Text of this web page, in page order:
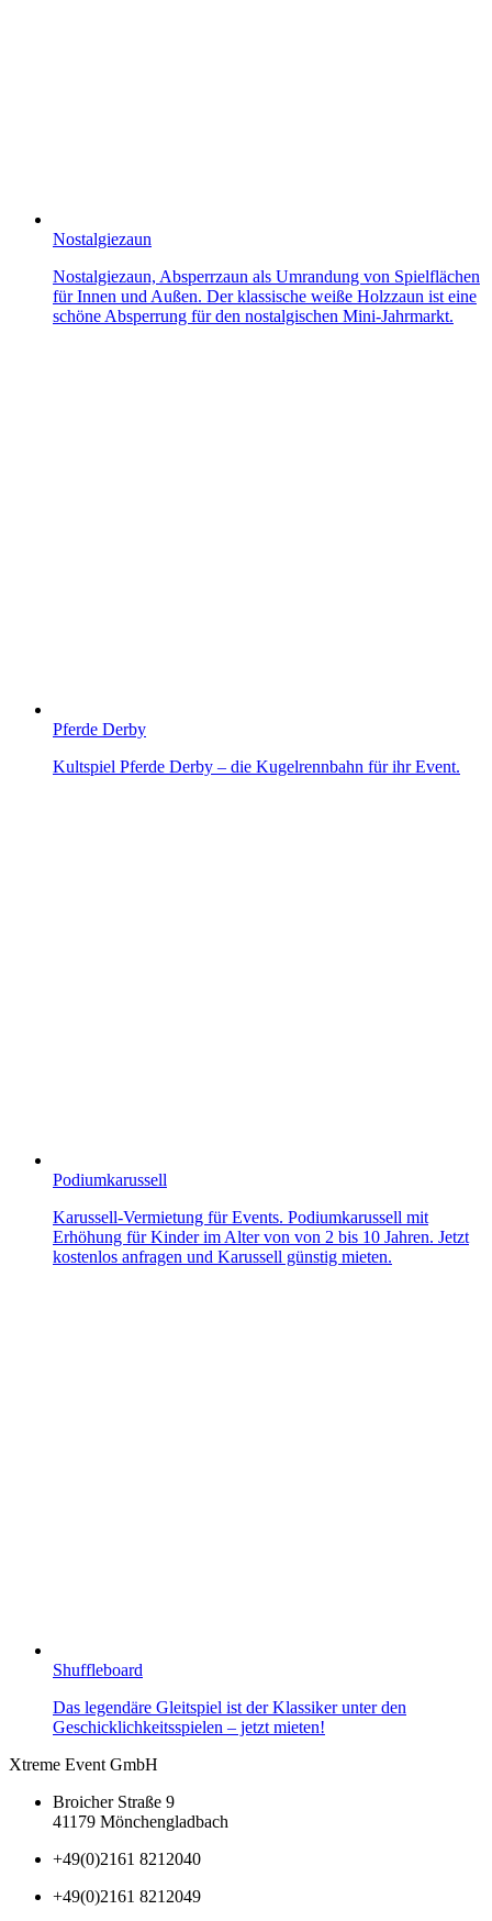
Nostalgiezaun
Nostalgiezaun, Absperrzaun als Umrandung von Spielflächen
für Innen und Außen. Der klassische weiße Holzzaun ist eine
schöne Absperrung für den nostalgischen Mini-Jahrmarkt.
Pferde Derby
Kultspiel Pferde Derby – die Kugelrennbahn für ihr Event.
Podiumkarussell
Karussell-Vermietung für Events. Podiumkarussell mit
Erhöhung für Kinder im Alter von von 2 bis 10 Jahren. Jetzt
kostenlos anfragen und Karussell günstig mieten.
Shuffleboard
Das legendäre Gleitspiel ist der Klassiker unter den
Geschicklichkeitsspielen – jetzt mieten!
Xtreme Event GmbH
Broicher Straße 9
41179 Mönchengladbach
+49(0)2161 8212040
+49(0)2161 8212049